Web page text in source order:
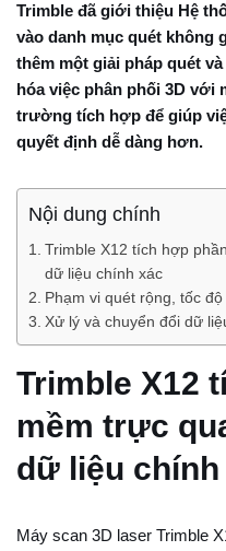
Trimble đã giới thiệu Hệ
vào danh mục quét không
thêm một giải pháp quét
hóa việc phân phối 3D với
trường tích hợp để giúp
quyết định dễ dàng hơn.
Nội dung chính
Trimble X12 tích hợp
dữ liệu chính xác
Phạm vi quét rộng, tốc
Xử lý và chuyển đổi dữ
Trimble X12
mềm trực
dữ liệu chính
Máy scan 3D laser Trimble